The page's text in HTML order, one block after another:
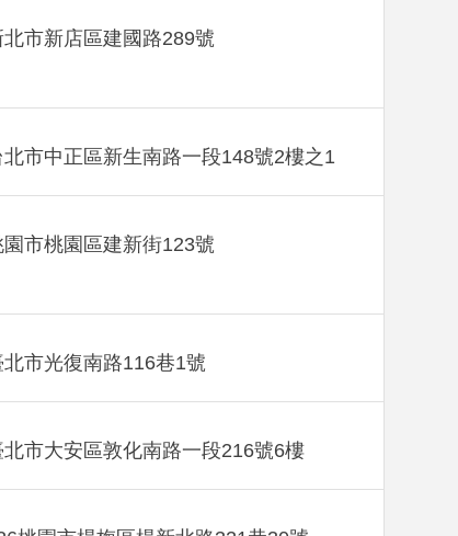
市新店區建國路289號
市中正區新生南路一段148號2樓之1
市桃園區建新街123號
市光復南路116巷1號
市大安區敦化南路一段216號6樓